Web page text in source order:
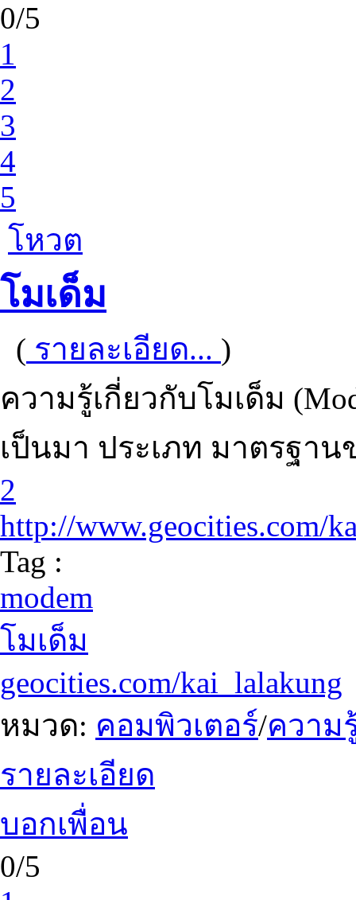
0/5
1
2
3
4
5
โหวต
โมเด็ม
( รายละเอียด... )
ความรู้เกี่ยวกับโมเด็ม
เป็นมา ประเภท มาตรฐาน
2
http://www.geocities.com/
Tag :
modem
โมเด็ม
geocities.com/kai_lalakung
หมวด: คอมพิวเตอร์/ความ
รายละเอียด
บอกเพื่อน
0/5